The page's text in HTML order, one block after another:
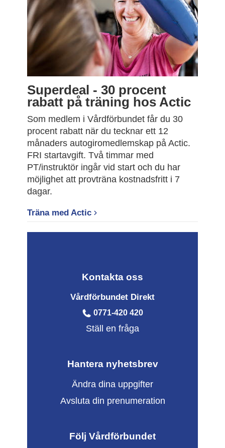
Superdeal - 30 procent
rabatt på träning hos Actic
Som medlem i Vårdförbundet får du 30
procent rabatt när du tecknar ett 12
månaders autogiromedlemskap på Actic.
FRI startavgift. Två timmar med
PT/instruktör ingår vid start och du har
möjlighet att provträna kostnadsfritt i 7
dagar.
Träna med Actic
Kontakta oss
Vårdförbundet Direkt
0771-420 420
Ställ en fråga
Hantera nyhetsbrev
Ändra dina uppgifter
Avsluta din prenumeration
Följ Vårdförbundet